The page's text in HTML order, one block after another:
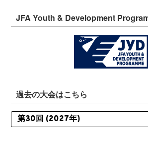
JFA Youth & Development
過去の大会はこちら